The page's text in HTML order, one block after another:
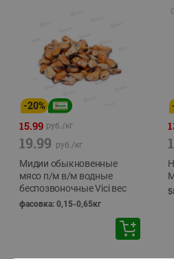
-20%
15.99 руб./кг
19.99 руб./кг
Мидии обыкновенные
мясо п/м в/м водные
беспозвоночные Vici вес
фасовка: 0,15-0,65кг